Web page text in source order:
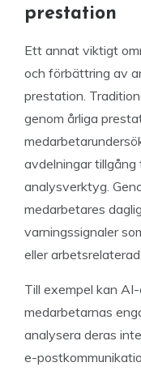
prestation
Ett annat viktigt
och förbättring av
prestation.
genom årliga
avdelningar
analysverktyg.
medarbetares
varningssignaler
eller
Till exempel kan
medarbetarnas
analysera deras
e-